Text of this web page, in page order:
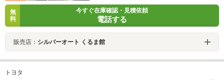
無
料
今すぐ在庫確認・見積依頼
電話する
販売店： シルバーオート くるま館
トヨタ